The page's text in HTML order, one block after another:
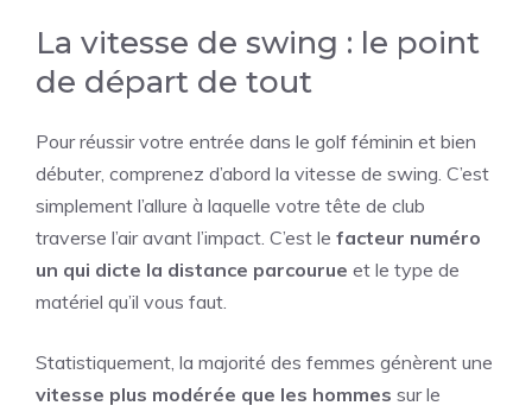
La vitesse de swing : le point
de départ de tout
Pour réussir votre entrée dans le golf féminin et bien
débuter, comprenez d’abord la vitesse de swing. C’est
simplement l’allure à laquelle votre tête de club
traverse l’air avant l’impact. C’est le facteur numéro
un qui dicte la distance parcourue et le type de
matériel qu’il vous faut.
Statistiquement, la majorité des femmes génèrent une
vitesse plus modérée que les hommes sur le